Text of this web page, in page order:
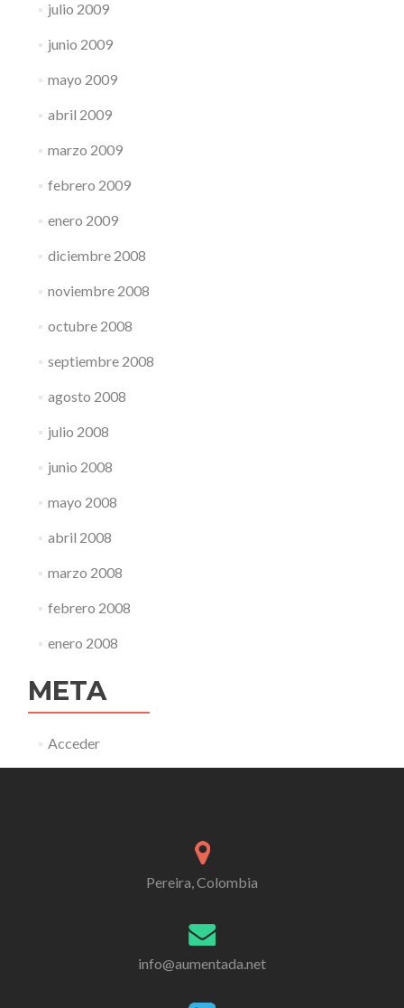
julio 2009
junio 2009
mayo 2009
abril 2009
marzo 2009
febrero 2009
enero 2009
diciembre 2008
noviembre 2008
octubre 2008
septiembre 2008
agosto 2008
julio 2008
junio 2008
mayo 2008
abril 2008
marzo 2008
febrero 2008
enero 2008
META
Acceder
Pereira, Colombia
info@aumentada.net